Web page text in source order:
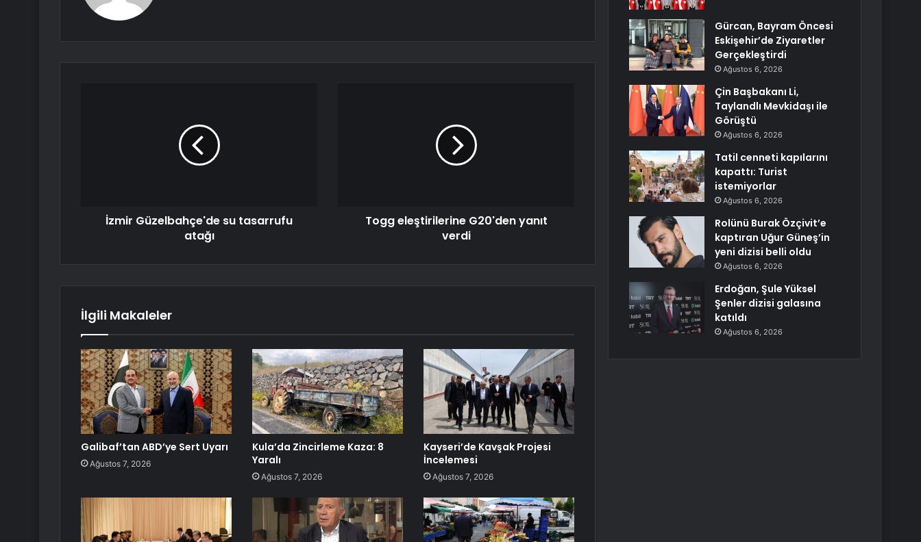
İzmir Güzelbahçe'de su tasarrufu
atağı
Togg eleştirilerine G20'den yanıt
verdi
İlgili Makaleler
Galibaf’tan ABD’ye Sert Uyarı
Ağustos 7, 2026
Kula’da Zincirleme Kaza: 8
Yaralı
Ağustos 7, 2026
Kayseri’de Kavşak Projesi
İncelemesi
Ağustos 7, 2026
Gürcan, Bayram Öncesi
Eskişehir’de Ziyaretler
Gerçekleştirdi
Ağustos 6, 2026
Çin Başbakanı Li,
Taylandlı Mevkidaşı ile
Görüştü
Ağustos 6, 2026
Tatil cenneti kapılarını
kapattı: Turist
istemiyorlar
Ağustos 6, 2026
Rolünü Burak Özçivit’e
kaptıran Uğur Güneş’in
yeni dizisi belli oldu
Ağustos 6, 2026
Erdoğan, Şule Yüksel
Şenler dizisi galasına
katıldı
Ağustos 6, 2026